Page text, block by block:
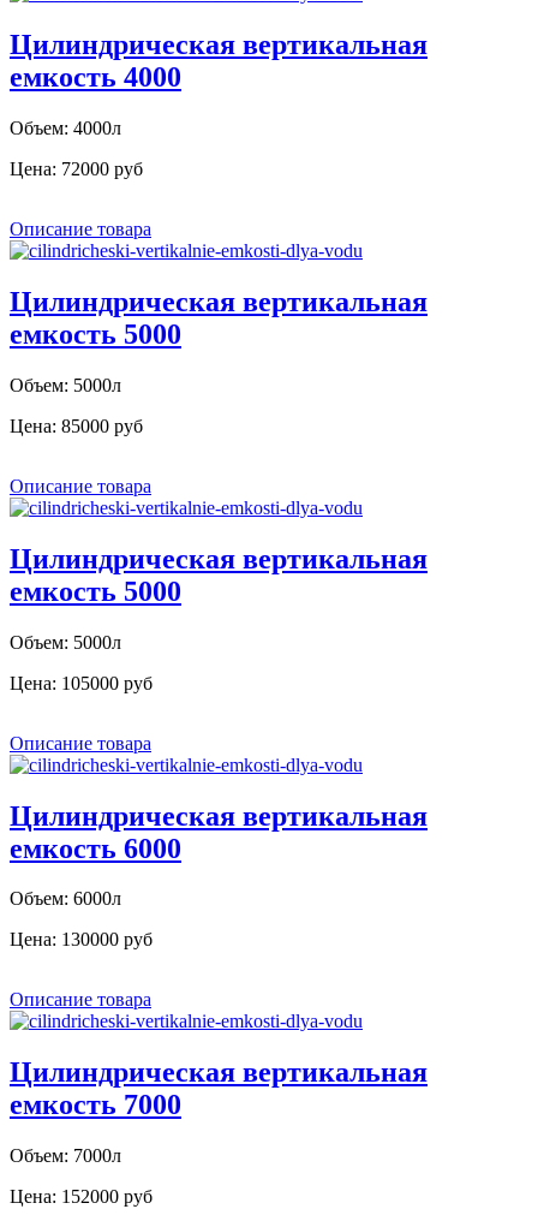
Цилиндрическая вертикальная
емкость 4000
Объем: 4000л
Цена: 72000 руб
Описание товара
Цилиндрическая вертикальная
емкость 5000
Объем: 5000л
Цена: 85000 руб
Описание товара
Цилиндрическая вертикальная
емкость 5000
Объем: 5000л
Цена: 105000 руб
Описание товара
Цилиндрическая вертикальная
емкость 6000
Объем: 6000л
Цена: 130000 руб
Описание товара
Цилиндрическая вертикальная
емкость 7000
Объем: 7000л
Цена: 152000 руб